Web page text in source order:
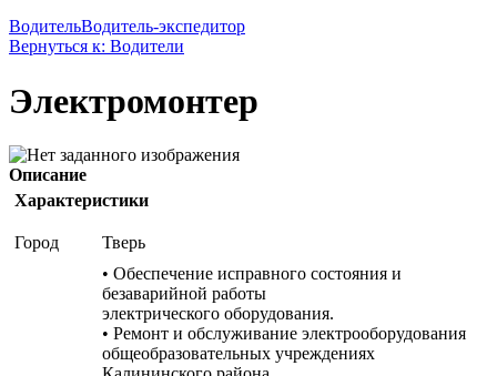
ВодительВодитель-экспедитор
Вернуться к: Водители
Электромонтер
Описание
Характеристики
Город Тверь
• Обеспечение исправного состояния и
безаварийной работы
электрического оборудования.
• Ремонт и обслуживание электрооборудования
общеобразовательных учреждениях